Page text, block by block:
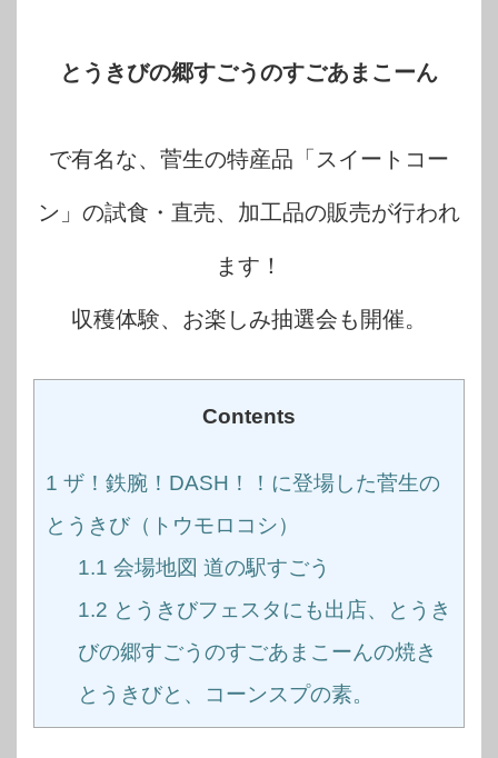
とうきびの郷すごうのすごあまこーん
で有名な、菅生の特産品「スイートコー
ン」の試食・直売、加工品の販売が行われ
ます！
収穫体験、お楽しみ抽選会も開催。
Contents
1 ザ！鉄腕！DASH！！に登場した菅生の
とうきび（トウモロコシ）
1.1 会場地図 道の駅すごう
1.2 とうきびフェスタにも出店、とうき
びの郷すごうのすごあまこーんの焼き
とうきびと、コーンスプの素。